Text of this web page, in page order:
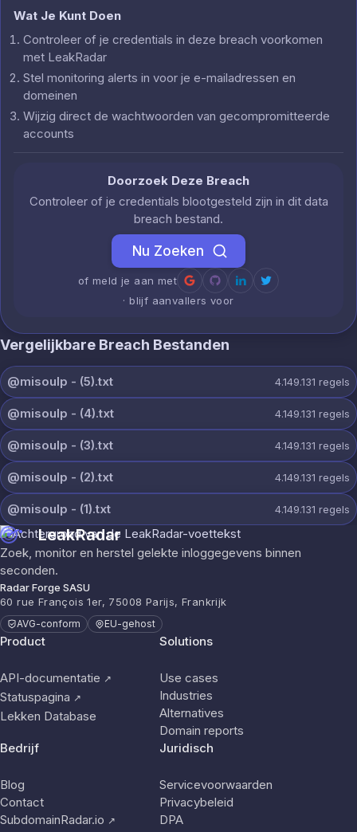
Wat Je Kunt Doen
Controleer of je credentials in deze breach voorkomen
met LeakRadar
Stel monitoring alerts in voor je e-mailadressen en
domeinen
Wijzig direct de wachtwoorden van gecompromitteerde
accounts
Doorzoek Deze Breach
Controleer of je credentials blootgesteld zijn in dit data
breach bestand.
Nu Zoeken
of meld je aan met
· blijf aanvallers voor
Vergelijkbare Breach Bestanden
@misoulp - (5).txt 4.149.131 regels
@misoulp - (4).txt 4.149.131 regels
@misoulp - (3).txt 4.149.131 regels
@misoulp - (2).txt 4.149.131 regels
@misoulp - (1).txt 4.149.131 regels
LeakRadar
Zoek, monitor en herstel gelekte inloggegevens binnen
seconden.
Radar Forge SASU
60 rue François 1er, 75008 Parijs, Frankrijk
AVG-conform EU-gehost
Product
API-documentatie ↗
Statuspagina ↗
Lekken Database
Solutions
Use cases
Industries
Alternatives
Domain reports
Bedrijf
Blog
Contact
SubdomainRadar.io ↗
Juridisch
Servicevoorwaarden
Privacybeleid
DPA